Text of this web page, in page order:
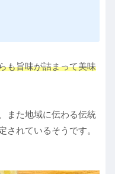
も旨味が詰まって美味
また地域に伝わる伝統
されているそうです。